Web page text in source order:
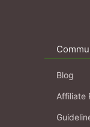
Blog
Affiliate